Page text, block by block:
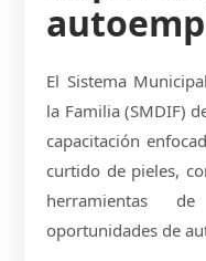
El Sistema
la Familia (SMDIF)
capacitación
curtido de pieles,
herramientas
oportunidades de